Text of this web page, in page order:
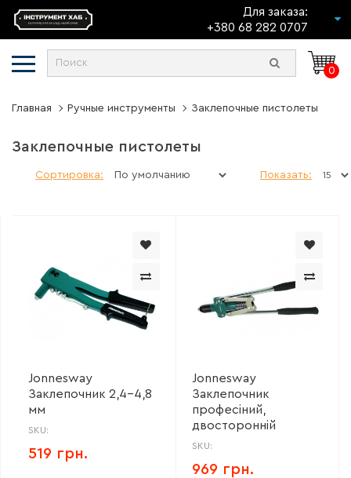
Для заказа:
+380 68 282 0707
0
Главная Ручные инструменты Заклепочные пистолеты
Заклепочные пистолеты
Сортировка: Показать:
Jonnesway
Заклепочник 2,4-4,8
мм
SKU:
519 грн.
Jonnesway
Заклепочник
професіний,
двосторонній
SKU:
969 грн.